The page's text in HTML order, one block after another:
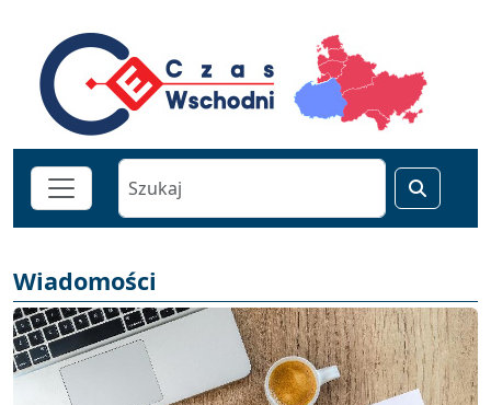
Wiadomości